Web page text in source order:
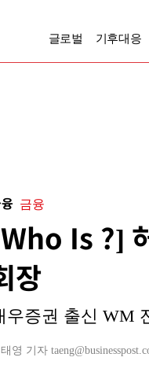
글로벌 기후대응
금융
Is ?]
장
우증권 출신 WM
영 기자